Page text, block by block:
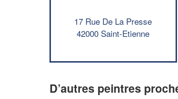
17 Rue De La Presse
42000 Saint-Etienne
D’autres peintres